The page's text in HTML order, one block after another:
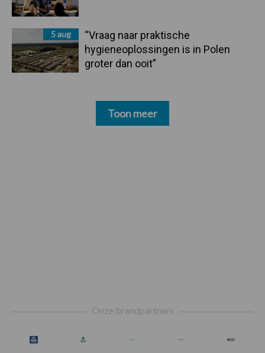
5 aug
“Vraag naar praktische
hygieneoplossingen is in Polen
groter dan ooit”
Toon meer
Onze brandpartners